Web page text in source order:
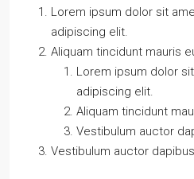
Lorem ipsum dolor sit
adipiscing elit.
Aliquam tincidunt mauris
Lorem ipsum dolor
adipiscing elit.
Aliquam tincidunt
Vestibulum auctor
Vestibulum auctor